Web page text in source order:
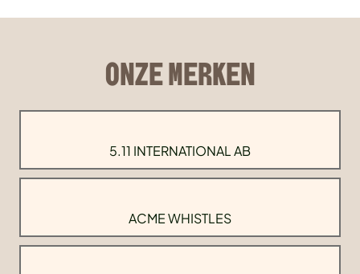
ONZE MERKEN
5.11 INTERNATIONAL AB
ACME WHISTLES